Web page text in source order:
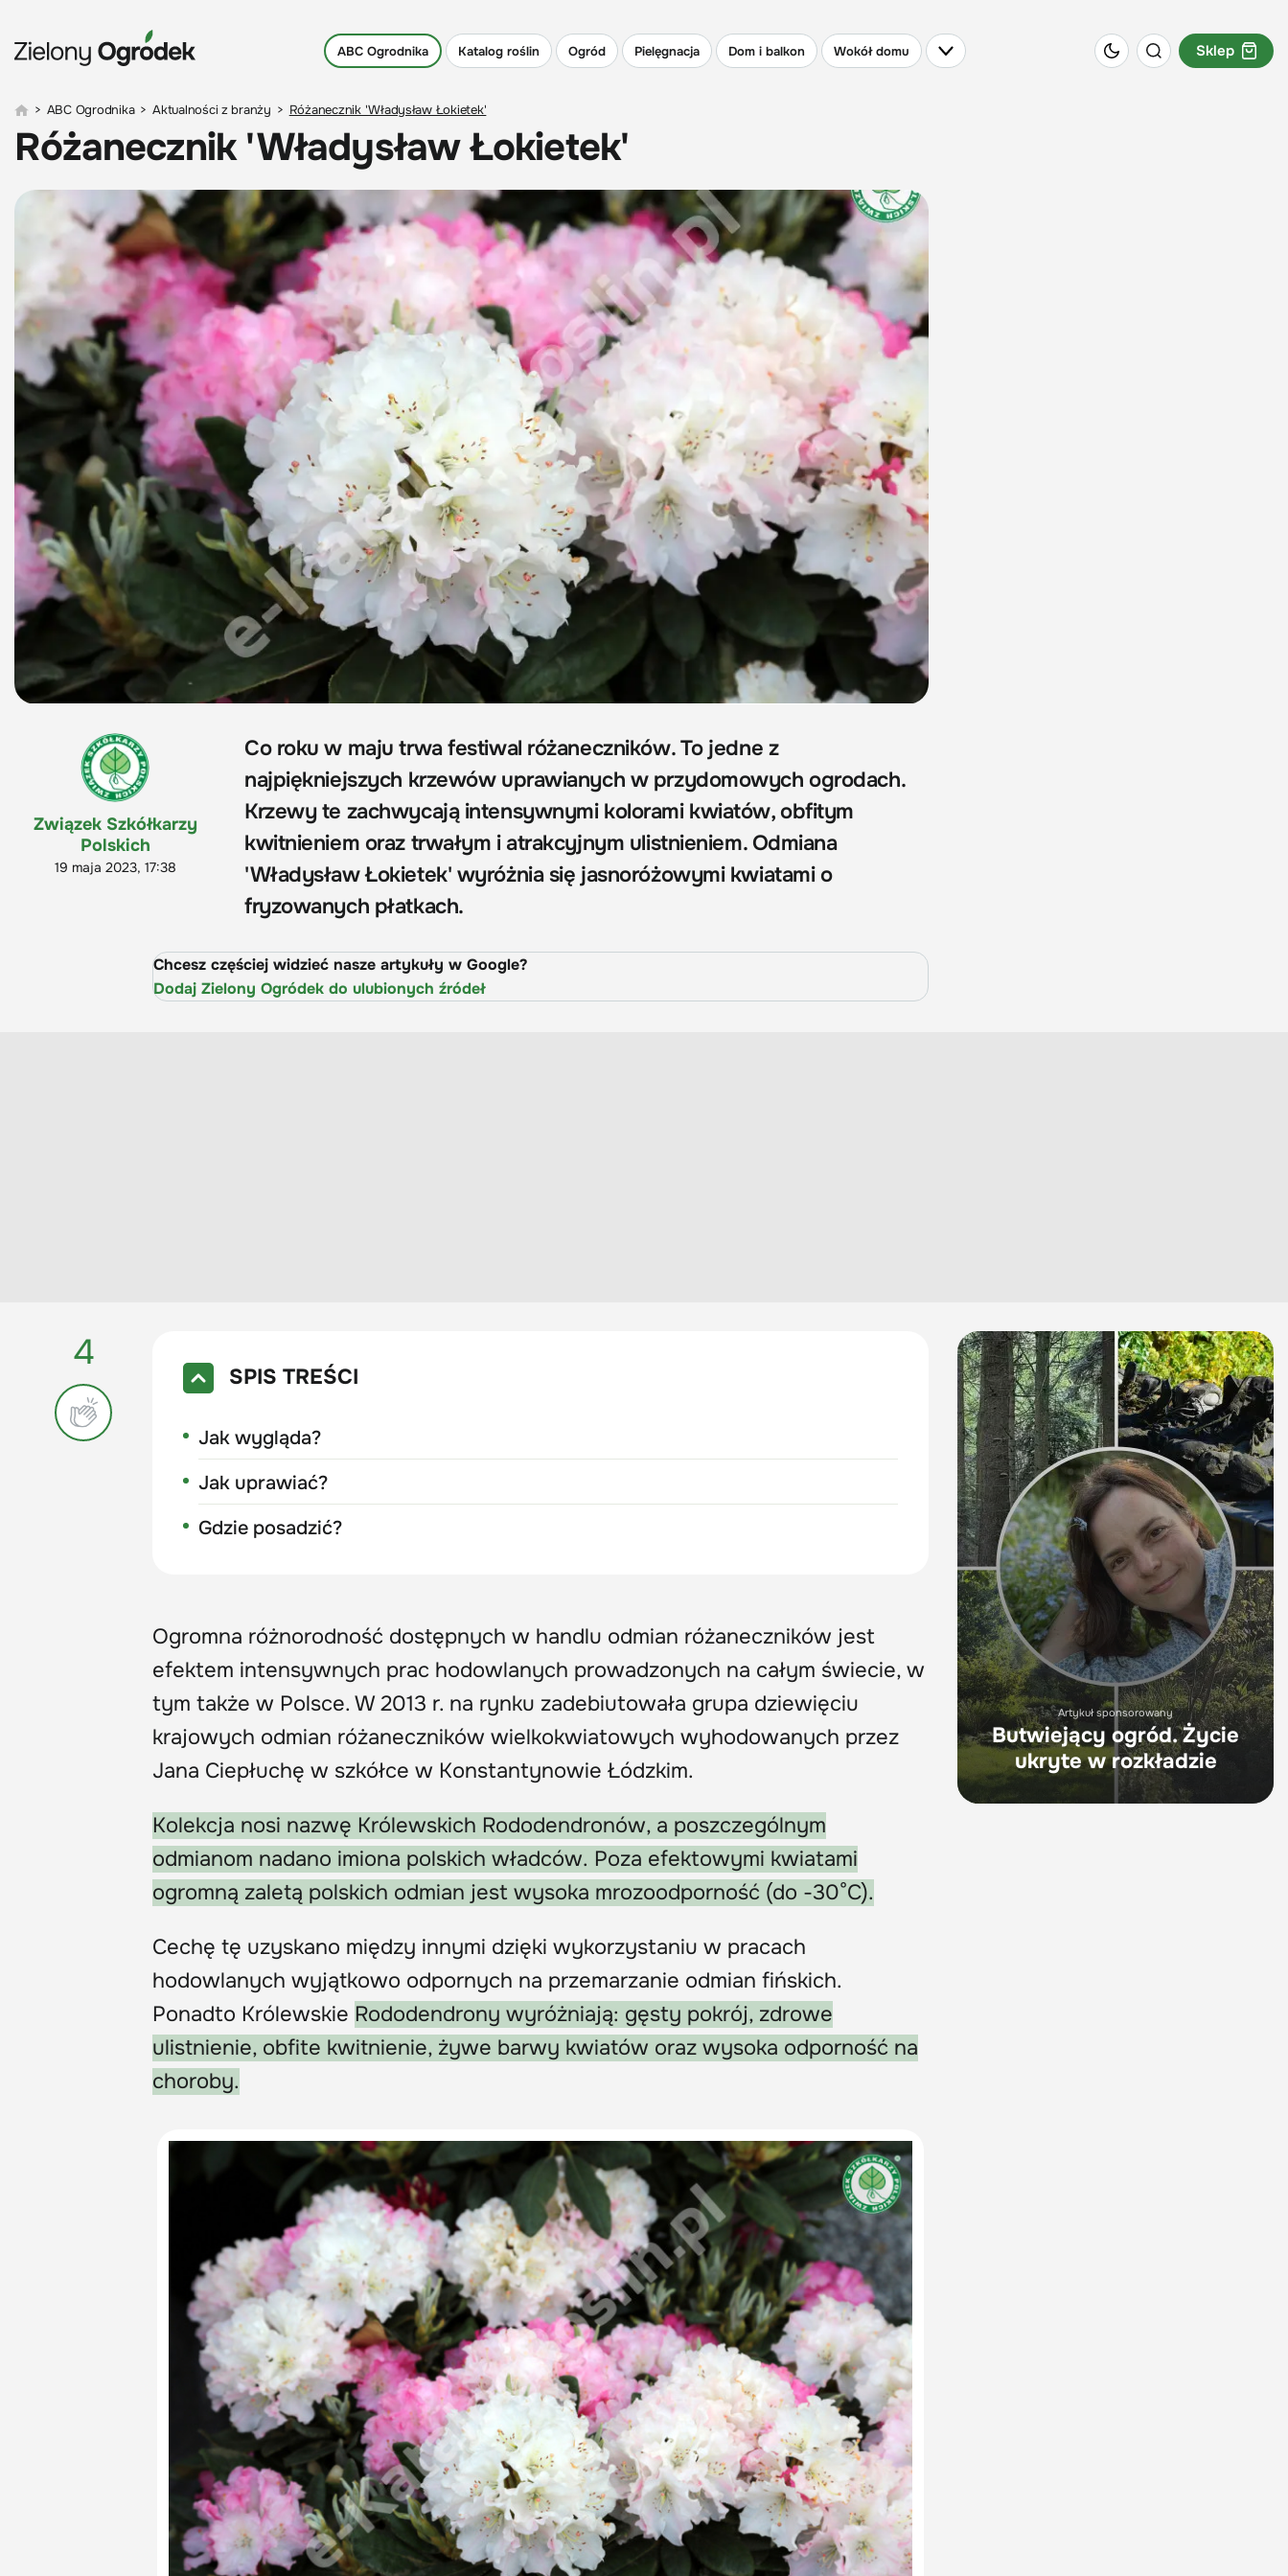
ABC Ogrodnika Katalog roślin Ogród Pielęgnacja Dom i balkon Wokół domu Sklep
> ABC Ogrodnika > Aktualności z branży > Różanecznik 'Władysław Łokietek'
Różanecznik 'Władysław Łokietek'
Związek Szkółkarzy
Polskich
19 maja 2023, 17:38
Co roku w maju trwa festiwal różaneczników. To jedne z
najpiękniejszych krzewów uprawianych w przydomowych ogrodach.
Krzewy te zachwycają intensywnymi kolorami kwiatów, obfitym
kwitnieniem oraz trwałym i atrakcyjnym ulistnieniem. Odmiana
'Władysław Łokietek' wyróżnia się jasnoróżowymi kwiatami o
fryzowanych płatkach.
Chcesz częściej widzieć nasze artykuły w Google?
Dodaj Zielony Ogródek do ulubionych źródeł
4
SPIS TREŚCI
Jak wygląda?
Jak uprawiać?
Gdzie posadzić?
Ogromna różnorodność dostępnych w handlu odmian różaneczników jest
efektem intensywnych prac hodowlanych prowadzonych na całym świecie, w
tym także w Polsce. W 2013 r. na rynku zadebiutowała grupa dziewięciu
krajowych odmian różaneczników wielkokwiatowych wyhodowanych przez
Jana Ciepłuchę w szkółce w Konstantynowie Łódzkim.
Kolekcja nosi nazwę Królewskich Rododendronów, a poszczególnym
odmianom nadano imiona polskich władców. Poza efektowymi kwiatami
ogromną zaletą polskich odmian jest wysoka mrozoodporność (do -30°C).
Cechę tę uzyskano między innymi dzięki wykorzystaniu w pracach
hodowlanych wyjątkowo odpornych na przemarzanie odmian fińskich.
Ponadto Królewskie Rododendrony wyróżniają: gęsty pokrój, zdrowe
ulistnienie, obfite kwitnienie, żywe barwy kwiatów oraz wysoka odporność na
choroby.
Artykuł sponsorowany
Butwiejący ogród. Życie
ukryte w rozkładzie